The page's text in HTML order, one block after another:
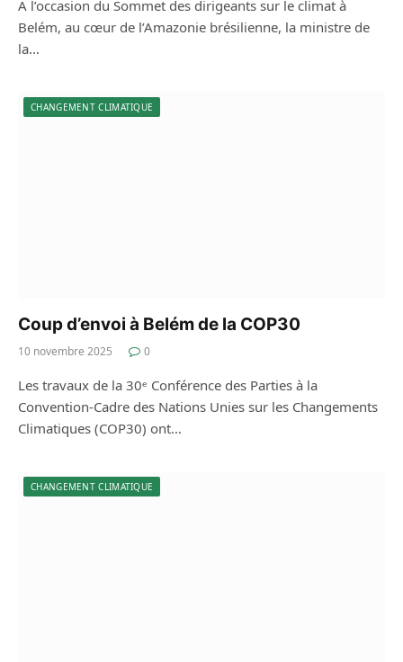
À l’occasion du Sommet des dirigeants sur le climat à
Belém, au cœur de l’Amazonie brésilienne, la ministre de
la…
CHANGEMENT CLIMATIQUE
Coup d’envoi à Belém de la COP30
10 novembre 2025 0
Les travaux de la 30ᵉ Conférence des Parties à la
Convention-Cadre des Nations Unies sur les Changements
Climatiques (COP30) ont…
CHANGEMENT CLIMATIQUE